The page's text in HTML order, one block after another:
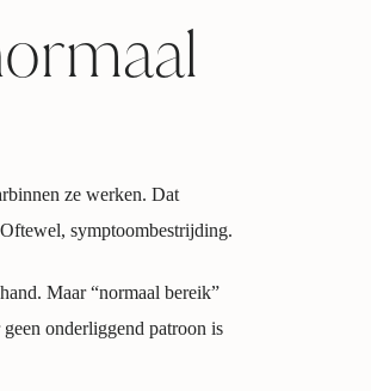
ze werken. Dat
symptoombestrijding.
Maar “normaal bereik”
onderliggend patroon is